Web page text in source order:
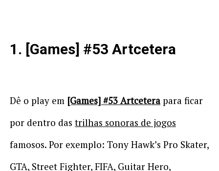
1. [Games] #53 Artcetera
Dê o play em [Games] #53 Artcetera para ficar
por dentro das trilhas sonoras de jogos
famosos. Por exemplo: Tony Hawk’s Pro Skater,
GTA, Street Fighter, FIFA, Guitar Hero,